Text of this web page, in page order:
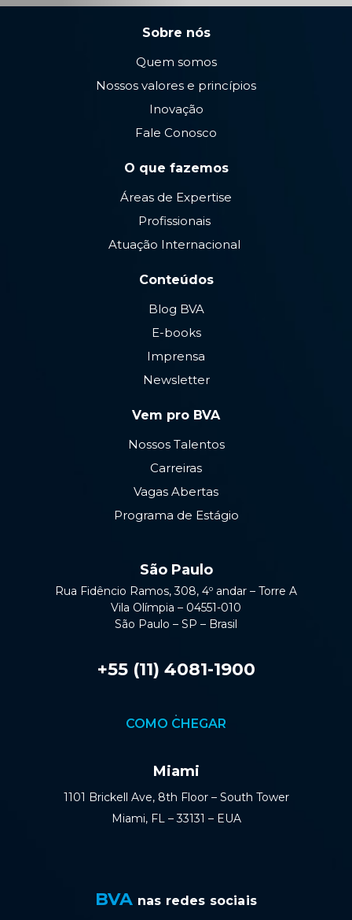
Sobre nós
Quem somos
Nossos valores e princípios
Inovação
Fale Conosco
O que fazemos
Áreas de Expertise
Profissionais
Atuação Internacional
Conteúdos
Blog BVA
E-books
Imprensa
Newsletter
Vem pro BVA
Nossos Talentos
Carreiras
Vagas Abertas
Programa de Estágio
São Paulo
Rua Fidêncio Ramos, 308, 4º andar – Torre A
Vila Olímpia – 04551-010
São Paulo – SP – Brasil
+55 (11) 4081-1900
COMO CHEGAR
Miami
1101 Brickell Ave, 8th Floor – South Tower
Miami, FL – 33131 – EUA
BVA nas redes sociais